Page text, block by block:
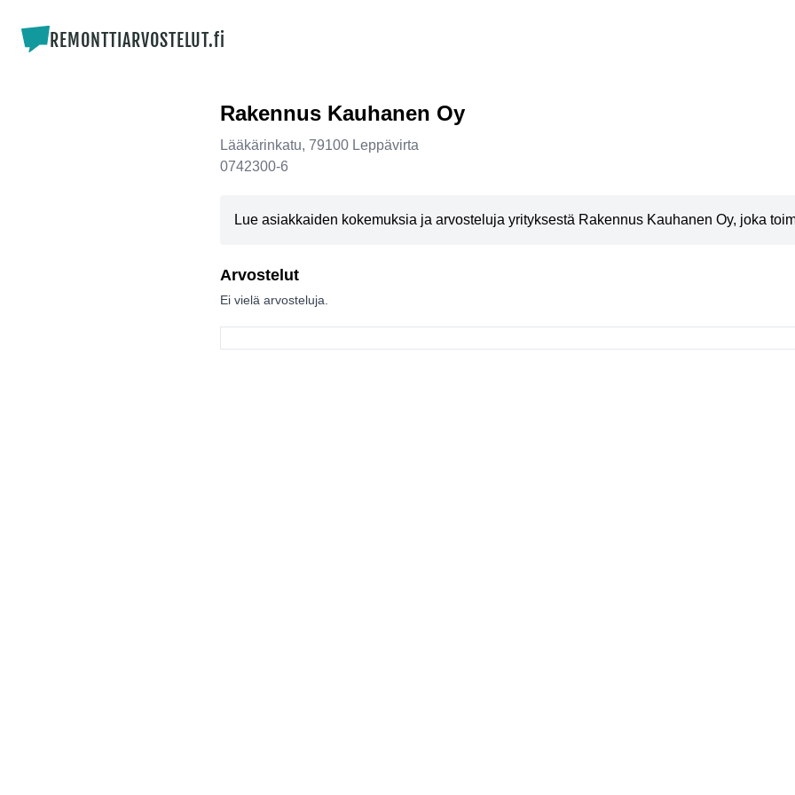
REMONTTIARVOSTELUT.fi
Rakennus Kauhanen Oy
Lääkärinkatu, 79100 Leppävirta
0742300-6
Lue asiakkaiden kokemuksia ja arvosteluja yrityksestä Rakennus Kauhanen Oy, joka
Arvostelut
Ei vielä arvosteluja.